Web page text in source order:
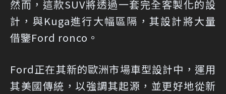
然而，這款SUV將透過一套完全客製化的設
計，與Kuga進行大幅區隔，其設計將大量
借鑒Ford ronco。
Ford正在其新的歐洲市場車型設計中，運用
其美國傳統，以強調其起源，並更好地從新